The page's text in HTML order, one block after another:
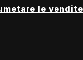
le vendite